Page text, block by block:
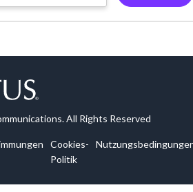
All Rights Reserved
Cookies-
Politik